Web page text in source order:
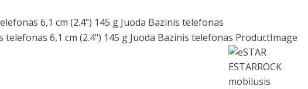
6,1 cm (2.4") 145 g Juoda Bazinis telefonas